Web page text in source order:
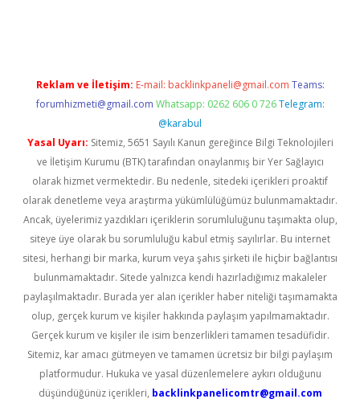
Reklam ve İletişim: E-mail: backlinkpaneli@gmail.com Teams:
forumhizmeti@gmail.com Whatsapp: 0262 606 0 726 Telegram:
@karabul
Yasal Uyarı: Sitemiz, 5651 Sayılı Kanun gereğince Bilgi Teknolojileri
ve İletişim Kurumu (BTK) tarafından onaylanmış bir Yer Sağlayıcı
olarak hizmet vermektedir. Bu nedenle, sitedeki içerikleri proaktif
olarak denetleme veya araştırma yükümlülüğümüz bulunmamaktadır.
Ancak, üyelerimiz yazdıkları içeriklerin sorumluluğunu taşımakta olup,
siteye üye olarak bu sorumluluğu kabul etmiş sayılırlar. Bu internet
sitesi, herhangi bir marka, kurum veya şahıs şirketi ile hiçbir bağlantısı
bulunmamaktadır. Sitede yalnızca kendi hazırladığımız makaleler
paylaşılmaktadır. Burada yer alan içerikler haber niteliği taşımamakta
olup, gerçek kurum ve kişiler hakkında paylaşım yapılmamaktadır.
Gerçek kurum ve kişiler ile isim benzerlikleri tamamen tesadüfidir.
Sitemiz, kar amacı gütmeyen ve tamamen ücretsiz bir bilgi paylaşım
platformudur. Hukuka ve yasal düzenlemelere aykırı olduğunu
düşündüğünüz içerikleri, backlinkpanelicomtr@gmail.com